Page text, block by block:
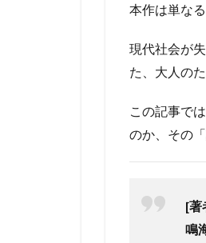
本作は単な
現代社会が
た、大人の
この記事で
のか、その
[著
鳴